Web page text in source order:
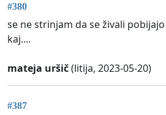
#380
se ne strinjam da se živali
kaj....
mateja uršič(litija, 2023-05-20)
#387